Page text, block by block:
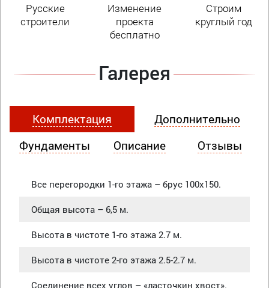
Русские
строители
Изменение
проекта
бесплатно
Строим
круглый год
Галерея
Комплектация
Дополнительно
Фундаменты
Описание Отзывы
Все перегородки 1-го этажа – брус 100х150.
Общая высота – 6,5 м.
Высота в чистоте 1-го этажа 2.7 м.
Высота в чистоте 2-го этажа 2.5-2.7 м.
Соединение всех углов – «ласточкин хвост».